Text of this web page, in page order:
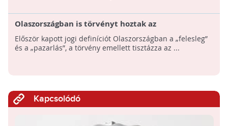
Olaszországban is törvényt hoztak az
élelmiszeradományozásról
Először kapott jogi definíciót Olaszországban a „felesleg”
és a „pazarlás”, a törvény emellett tisztázza az ...
Kapcsolódó